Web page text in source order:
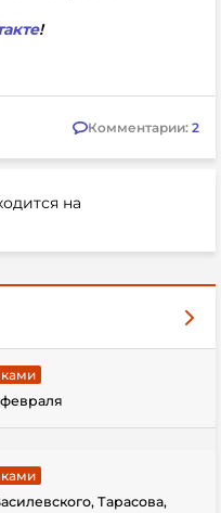
!
Комментарии: 2
на
Тарасова,